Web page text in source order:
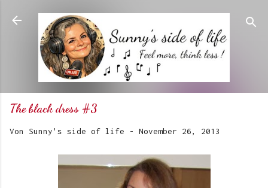
Direkt zum Hauptbereich
The black dress #3
Von Sunny's side of life - November 26, 2013